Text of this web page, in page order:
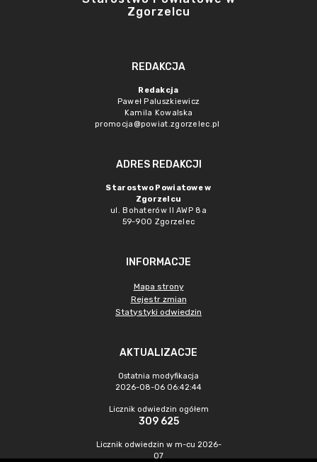
Zgorzelcu
REDAKCJA
Redakcja
Paweł Paluszkiewicz
Kamila Kowalska
promocja@powiat.zgorzelec.pl
ADRES REDAKCJI
Starostwo Powiatowe w
Zgorzelcu
ul. Bohaterów II AWP 8a
59-900 Zgorzelec
INFORMACJE
Mapa strony
Rejestr zmian
Statystyki odwiedzin
AKTUALIZACJE
Ostatnia modyfikacja
2026-08-06 06:42:44
Licznik odwiedzin ogółem
309 625
Licznik odwiedzin w m-cu 2026-
07